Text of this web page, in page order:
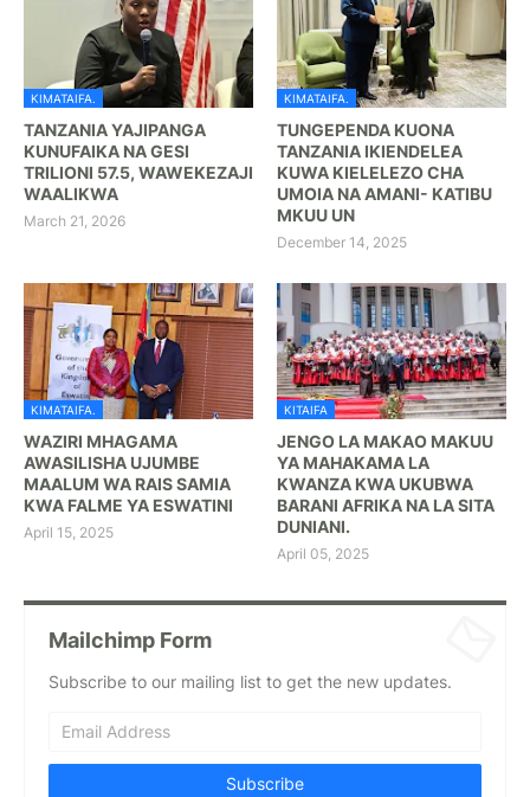
KIMATAIFA.
TANZANIA YAJIPANGA
KUNUFAIKA NA GESI
TRILIONI 57.5, WAWEKEZAJI
WAALIKWA
March 21, 2026
KIMATAIFA.
TUNGEPENDA KUONA
TANZANIA IKIENDELEA
KUWA KIELELEZO CHA
UMOIA NA AMANI- KATIBU
MKUU UN
December 14, 2025
KIMATAIFA.
WAZIRI MHAGAMA
AWASILISHA UJUMBE
MAALUM WA RAIS SAMIA
KWA FALME YA ESWATINI
April 15, 2025
KITAIFA
JENGO LA MAKAO MAKUU
YA MAHAKAMA LA
KWANZA KWA UKUBWA
BARANI AFRIKA NA LA SITA
DUNIANI.
April 05, 2025
Mailchimp Form
Subscribe to our mailing list to get the new updates.